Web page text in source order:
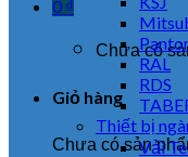
0 ₫
Chưa có
Giỏ hàng
Chưa có sản
RAL
RDS
Thiết bị
Vải